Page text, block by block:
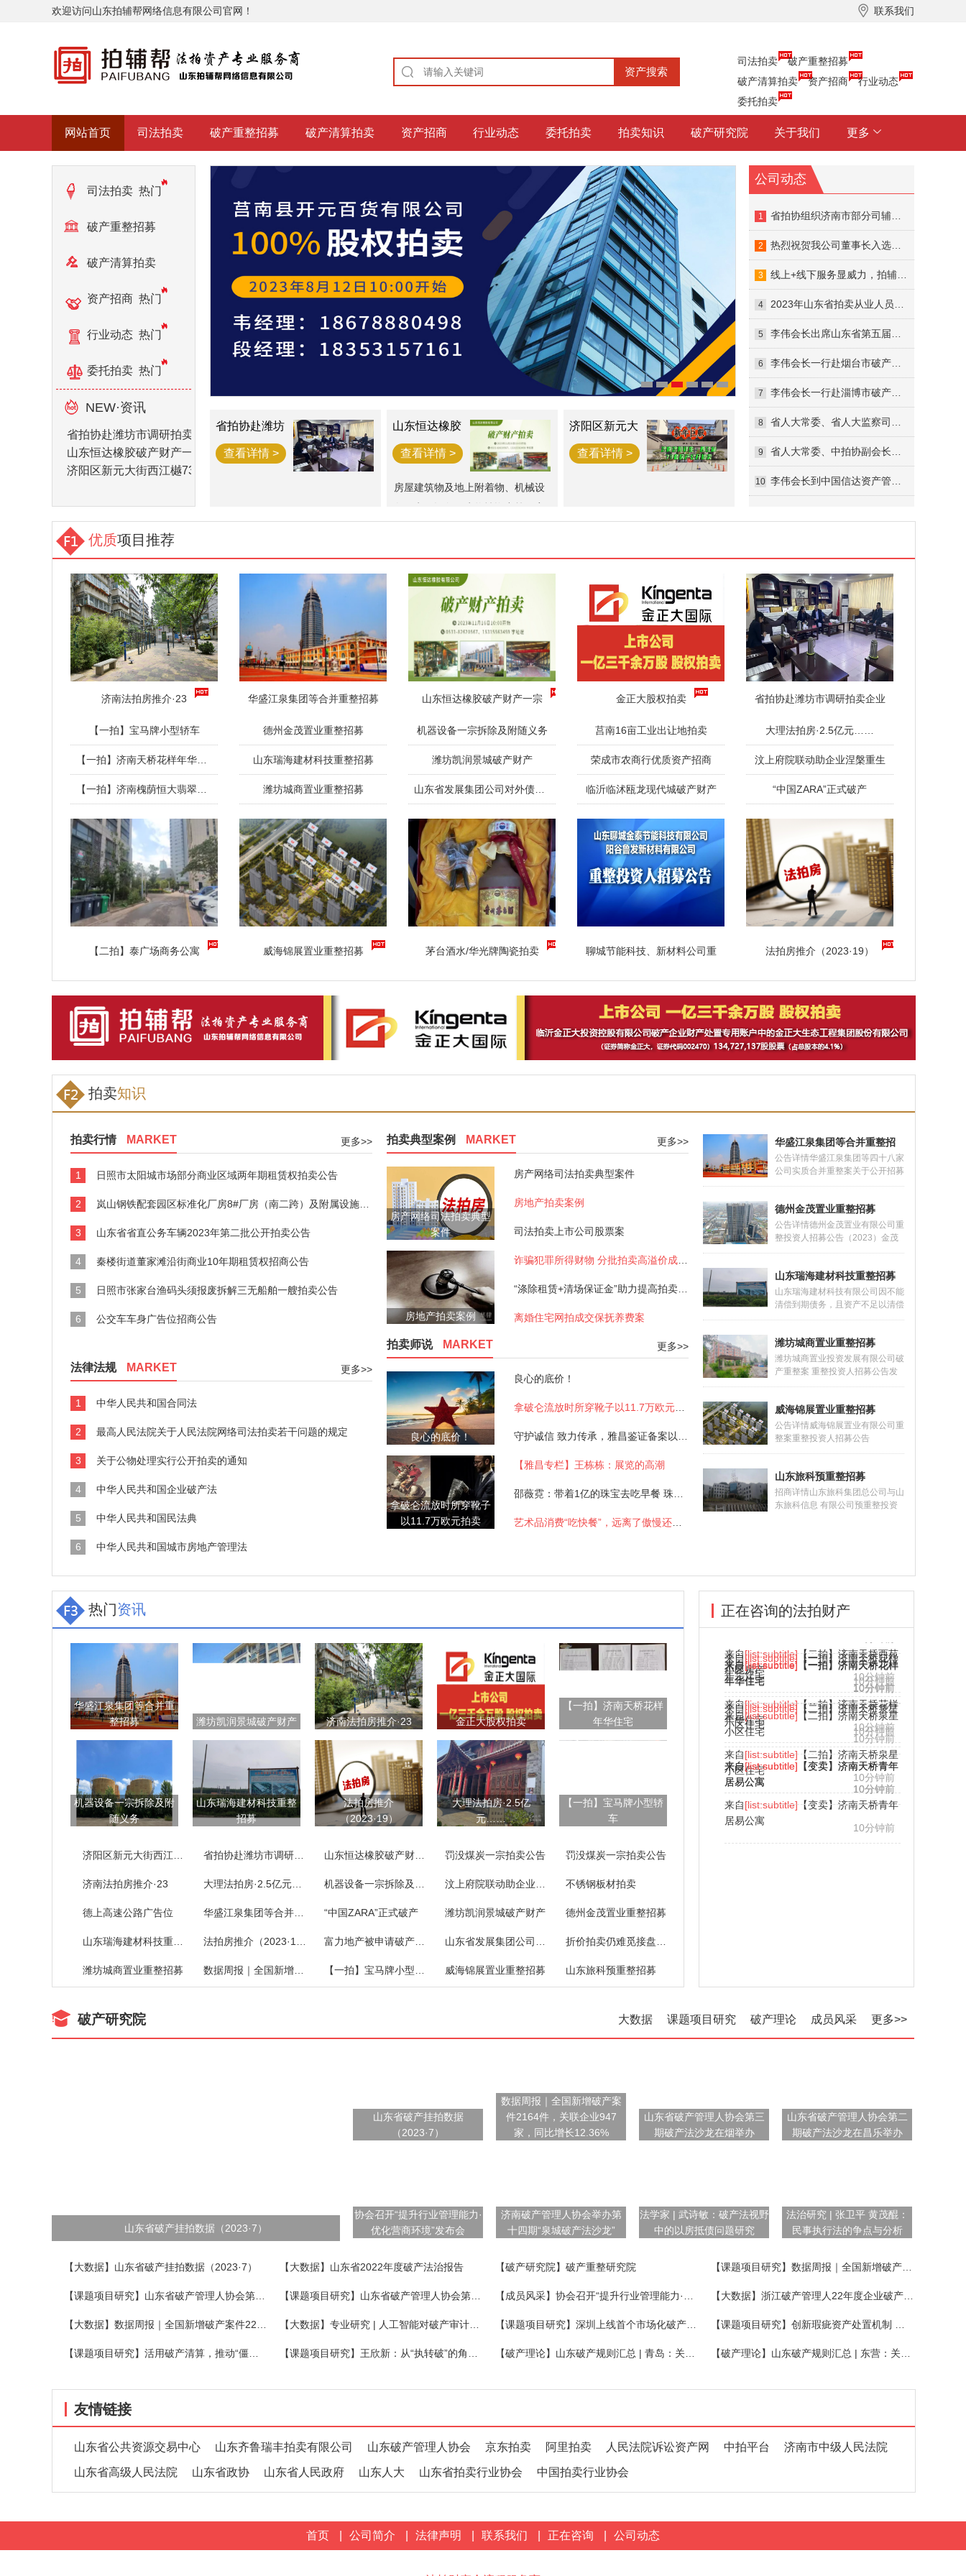
欢迎访问山东拍辅帮网络信息有限公司官网！ 联系我们
司法拍卖
破产重整招募
破产清算拍卖
资产招商
行业动态
委托拍卖
网站首页 司法拍卖 破产重整招募 破产清算拍卖 资产招商 行业动态 委托拍卖 拍卖知识 破产研究院 关于我们 更多
司法拍卖 热门
破产重整招募
热门
破产清算拍卖
热门
资产招商 热门
行业动态 热门
委托拍卖 热门
NEW·资讯
省拍协赴潍坊市调研拍卖企业
山东恒达橡胶破产财产一宗
济阳区新元大街西江樾73套房产拍卖公告
省拍协赴潍坊
业查看详情 >
山东恒达橡胶
查看详情 >
房屋建筑物及地上附着物、机械设
济阳区新元大
房产拍卖公告
查看详情 >
公司动态
1 省拍协组织济南市部分司辅入库的拍卖企业召开座谈会
2 热烈祝贺我公司董事长入选山东省公共资源交易中心首批专家智库！
3 线上+线下服务显威力，拍辅帮助力破产资产拍卖成交
4 2023年山东省拍卖从业人员线下交流培训圆满结束
5 李伟会长出席山东省第五届拍卖师大赛“金诺国拍杯”暨全国拍卖师竞赛山东预选赛活动并讲话
6 李伟会长一行赴烟台市破产管理人协会调研交流
7 李伟会长一行赴淄博市破产管理人协会调研考察
8 省人大常委、省人大监察司法委员会委员李伟一行到省法院调研
9 省人大常委、中拍协副会长、省破产管理人协会副会长李伟一行来济南中院调研指导工作
10 李伟会长到中国信达资产管理公司山东分公司走访调研
优质项目推荐
济南法拍房推介·23
【一拍】宝马牌小型轿车
【二拍】泰广场商务公寓
华盛江泉集团等合并重整招募
德州金茂置业重整招募
山东瑞海建材科技重整招募
潍坊城商置业重整招募
威海锦展置业重整招募
山东恒达橡胶破产财产一宗
机器设备一宗拆除及附随义务
潍坊凯润景城破产财产
茅台酒水/华光牌陶瓷拍卖
金正大股权拍卖
莒南16亩工业出让地拍卖
荣成市农商行优质资产招商
临沂临沭瓯龙现代城破产财产
聊城节能科技、新材料公司重
省拍协赴潍坊市调研拍卖企业
大理法拍房·2.5亿元……
汶上府院联动助企业涅槃重生
“中国ZARA”正式破产
法拍房推介（2023·19）
拍卖知识
拍卖行情 MARKET 更多>>
1 日照市太阳城市场部分商业区域两年期租赁权拍卖公告
2 岚山钢铁配套园区标准化厂房8#厂房（南二跨）及附属设施3年期租赁权拍卖公告
3 山东省省直公务车辆2023年第二批公开拍卖公告
4 秦楼街道董家滩沿街商业10年期租赁权招商公告
5 日照市张家台渔码头须报废拆解三无船舶一艘拍卖公告
6 公交车车身广告位招商公告
法律法规 MARKET 更多>>
1 中华人民共和国合同法
2 最高人民法院关于人民法院网络司法拍卖若干问题的规定
3 关于公物处理实行公开拍卖的通知
4 中华人民共和国企业破产法
5 中华人民共和国民法典
6 中华人民共和国城市房地产管理法
拍卖典型案例 MARKET 更多>>
房产网络司法拍卖典型
案件
房地产拍卖案例
房产网络司法拍卖典型案件
房地产拍卖案例
司法拍卖上市公司股票案
离婚住宅网拍成交保抚养费案
拍卖师说 MARKET 更多>>
良心的底价！
拿破仑流放时所穿靴子
以11.7万欧元拍卖
良心的底价！
【雅昌专栏】王栋栋：展览的高潮
华盛江泉集团等合并重整招
募
公告详情华盛江泉集团等四十八家
公司实质合并重整案关于公开招募
和遴选重整投资人的公告 2023年
民法院（以下简称法院）依法裁定
受理华盛江泉集团有限公司的破产
重整申请，并于同日指定华盛江泉
下简称管
德州金茂置业重整招募
公告详情德州金茂置业有限公司重
整投资人招募公告（2023）金茂
破管字第18号2022年3月15日，
（以下简称“金茂公司”）不能清偿
到期债务，明显缺乏清偿能力为
由，向德州市德城区人民法院（以
月2日,德城区法院决定对金茂公司
启动预
山东瑞海建材科技重整招募
山东瑞海建材科技有限公司因不能
清偿到期债务，且资产不足以清偿
全部债务向山东省沂水县人民法院
法院于2022年7月29日作出
（2022）鲁1323破申5号民事裁
定书，裁定受理山东瑞海建材科技
功，顺利引进重整投资人，实现债
务人财产价值
潍坊城商置业重整招募
潍坊城商置业投资发展有限公司破
产重整案 重整投资人招募公告发
布时间：2023-02-07 10:37:37潍
13日作出（2021）鲁0702破申1
号民事裁定书，裁定受理潍坊城商
置业投资发展有限公司（以下简
鲁0702破1号决定书，指定山东求
是和信律师
威海锦展置业重整招募
公告详情威海锦展置业有限公司重
整案重整投资人招募公告
（2023）鲁1002破招2号 2023年
作出（2023）鲁1002破申1号民
事裁定书，裁定受理山东荣城建筑
集团有限公司对威海锦展置业有限
山东旅科预重整招募
招商详情山东旅科集团总公司与山
东旅科信息 有限公司预重整投资
日，济南中院根据山东旅科信息有
热门资讯
华盛江泉集团等合并重
整招募
潍坊凯润景城破产财产 济南法拍房推介·23 金正大股权拍卖
【一拍】济南天桥花样
年华住宅
机器设备一宗拆除及附
随义务
山东瑞海建材科技重整
招募
法拍房推介
（2023·19）
大理法拍房·2.5亿
元……
【一拍】宝马牌小型轿
车
罚没煤炭一宗拍卖公告 罚没煤炭一宗拍卖公告
济南法拍房推介·23 不锈钢板材拍卖
德上高速公路广告位 “中国ZARA”正式破产 潍坊凯润景城破产财产 德州金茂置业重整招募
潍坊城商置业重整招募 威海锦展置业重整招募 山东旅科预重整招募
正在咨询的法拍财产
年华住宅
年华住宅
10分钟前
来自[list:subtitle]【二拍】济南天桥泉星
小区住宅
来自[list:subtitle]【二拍】济南天桥泉星
小区住宅
10分钟前
来自[list:subtitle]【二拍】济南天桥泉星
10分钟前
来自[list:subtitle]【变卖】济南天桥青年
居易公寓
10分钟前
来自[list:subtitle]
【变卖】济南天桥青年
居易公寓
10分钟前
来自[list:subtitle]
【变卖】济南天桥青年
居易公寓
10分钟前
来自[list:subtitle]【二拍】济南天桥西苑
小区房产
10分钟前
来自[list:subtitle]
【二拍】济南天桥西苑
小区房产
10分钟前
来自[list:subtitle]
【二拍】济南天桥西苑
小区房产
10分钟前
来自[list:subtitle]【一拍】济南天桥花样
年华住宅
破产研究院 更多>>
成员风采
破产理论
课题项目研究
大数据
山东省破产挂拍数据（2023·7）
山东省破产挂拍数据
（2023·7）
数据周报｜全国新增破产案
件2164件，关联企业947
家，同比增长12.36%
山东省破产管理人协会第三
期破产法沙龙在烟举办
山东省破产管理人协会第二
期破产法沙龙在昌乐举办
协会召开“提升行业管理能力·
优化营商环境”发布会
济南破产管理人协会举办第
十四期“泉城破产法沙龙”
法学家 | 武诗敏：破产法视野
中的以房抵债问题研究
法治研究 | 张卫平 黄茂醌：
民事执行法的争点与分析
【大数据】山东省破产挂拍数据（2023·7） 【大数据】山东省2022年度破产法治报告 【破产研究院】破产重整研究院
友情链接
山东省公共资源交易中心 山东齐鲁瑞丰拍卖有限公司 山东破产管理人协会 京东拍卖 阿里拍卖 人民法院诉讼资产网 中拍平台 济南市中级人民法院
山东省高级人民法院 山东省政协 山东省人民政府 山东人大 山东省拍卖行业协会 中国拍卖行业协会
首页 公司简介 法律声明 联系我们 正在咨询 公司动态